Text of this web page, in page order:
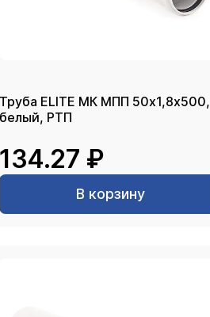
Труба ELITE МК МПП 50х1,8х500,
белый, РТП
134.27 ₽
В корзину